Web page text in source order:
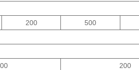
200 500
200